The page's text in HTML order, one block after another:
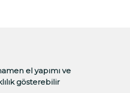
el yapımı ve
gösterebilir